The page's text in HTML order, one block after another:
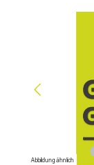
Abbildung ähnlich